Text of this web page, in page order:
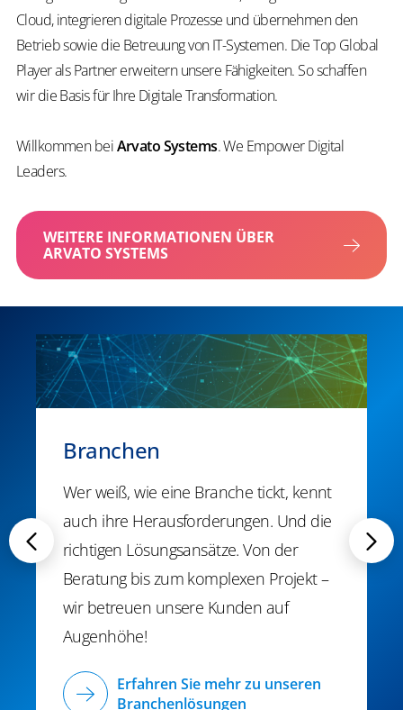
Cloud, integrieren digitale Prozesse und übernehmen den
Betrieb sowie die Betreuung von IT-Systemen. Die Top Global
Player als Partner erweitern unsere Fähigkeiten. So schaffen
wir die Basis für Ihre Digitale Transformation.
Willkommen beiArvato Systems. We Empower Digital
Leaders.
WEITERE INFORMATIONEN ÜBER
ARVATO SYSTEMS
Branchen
Wer weiß, wie eine Branche tickt, kennt
auch ihre Herausforderungen. Und die
richtigen Lösungsansätze. Von der
Beratung bis zum komplexen Projekt –
wir betreuen unsere Kunden auf
Augenhöhe!
Erfahren Sie mehr zu unseren
Branchenlösungen